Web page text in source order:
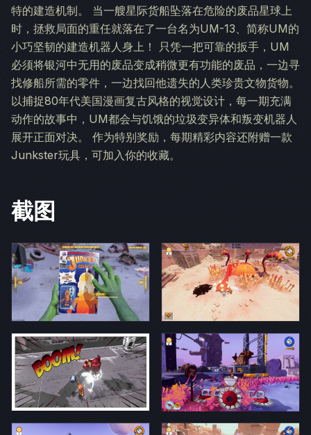
特的建造机制。 当一艘星际货船坠落在危险的废品星球上
时，拯救局面的重任就落在了一台名为UM-13、简称UM的
小巧坚韧的建造机器人身上！ 只凭一把可靠的扳手，UM
必须将银河中无用的废品变成稍微更有功能的废品，一边寻
找修船所需的零件，一边找回他遗失的人类珍贵文物货物。
以捕捉80年代美国漫画复古风格的视觉设计，每一期充满
动作的故事中，UM都会与饥饿的垃圾变异体和叛变机器人
展开正面对决。 作为特别奖励，每期精彩内容还附赠一款
Junkster玩具，可加入你的收藏。
截图